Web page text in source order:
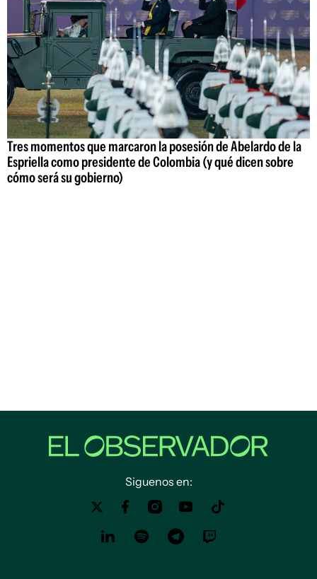
Tres momentos que marcaron la posesión de Abelardo de la
Espriella como presidente de Colombia (y qué dicen sobre
cómo será su gobierno)
Siguenos en: